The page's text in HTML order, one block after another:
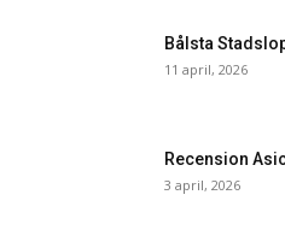
Bålsta
11 april, 2026
Recension
3 april, 2026